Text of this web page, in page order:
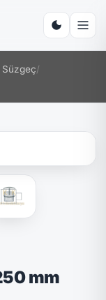
Süzgeç/
mm